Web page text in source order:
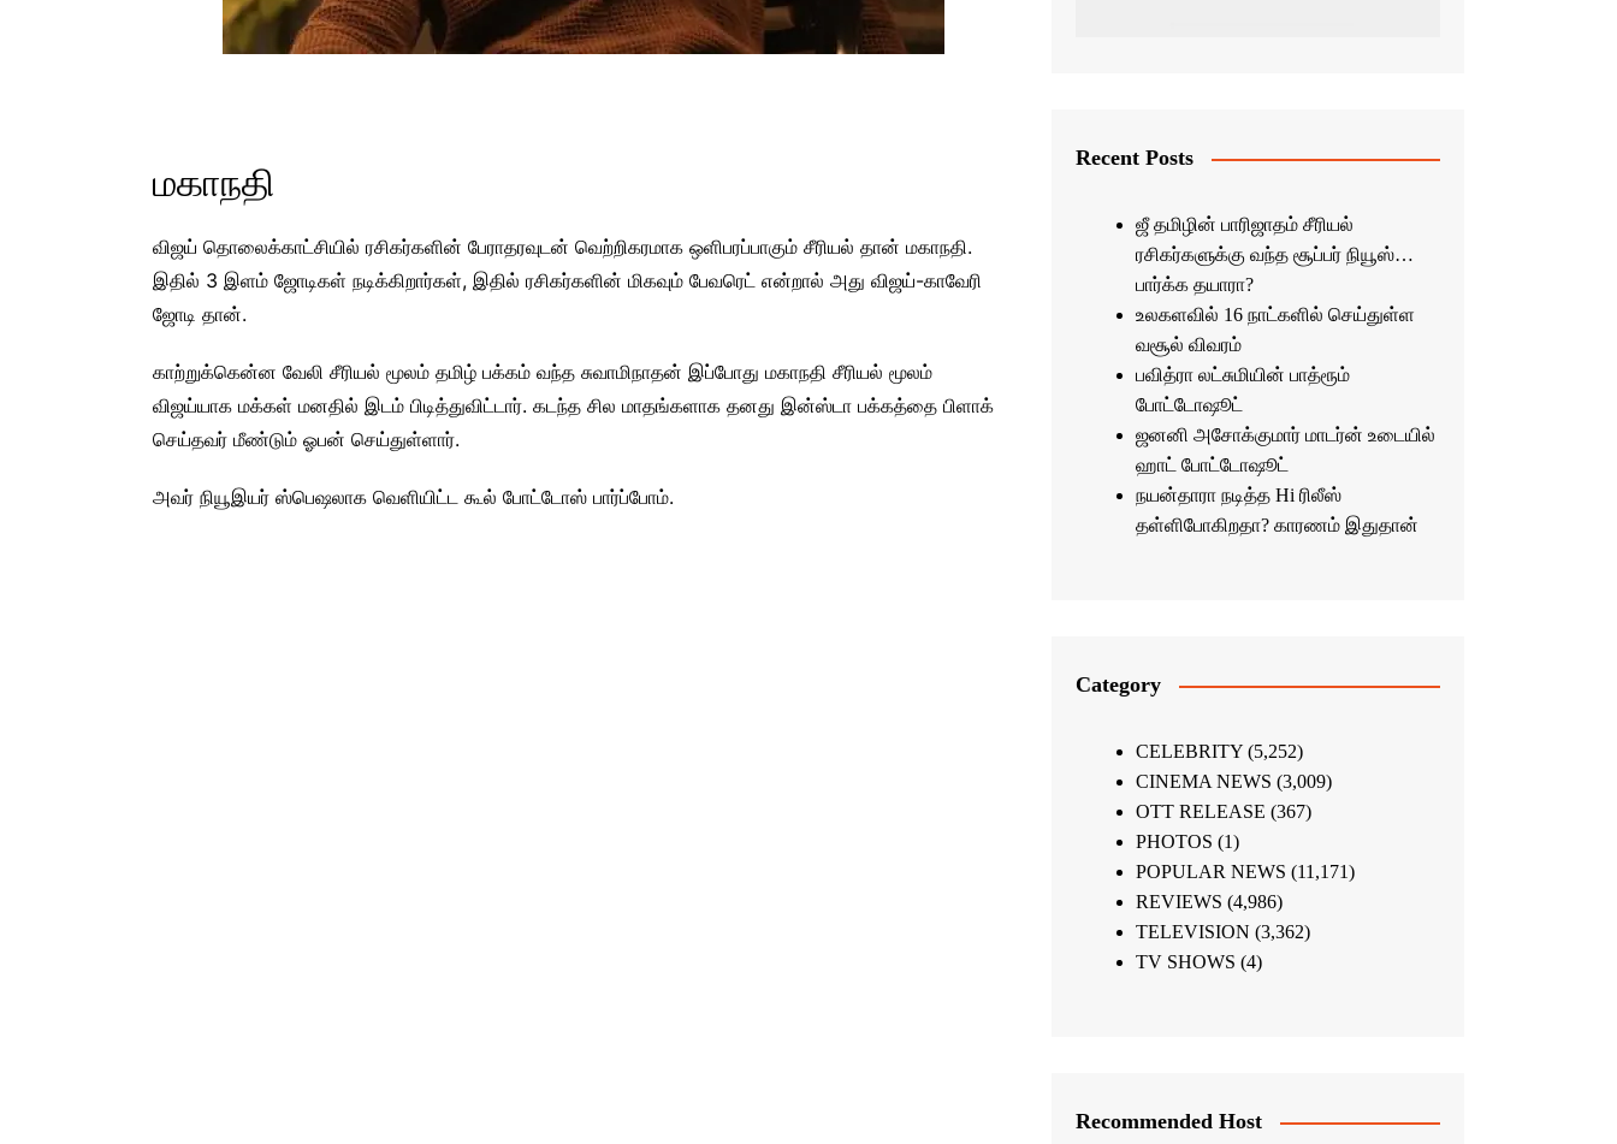
மகாநதி
விஜய் தொலைக்காட்சியில் ரசிகர்களின் பேராதரவுடன் வெற்றிகரமாக ஒளிபரப்பாகும் சீரியல் தான் மகாநதி.
இதில் 3 இளம் ஜோடிகள் நடிக்கிறார்கள், இதில் ரசிகர்களின் மிகவும் பேவரெட் என்றால் அது விஜய்-காவேரி
ஜோடி தான்.
காற்றுக்கென்ன வேலி சீரியல் மூலம் தமிழ் பக்கம் வந்த சுவாமிநாதன் இப்போது மகாநதி சீரியல் மூலம்
விஜய்யாக மக்கள் மனதில் இடம் பிடித்துவிட்டார். கடந்த சில மாதங்களாக தனது இன்ஸ்டா பக்கத்தை பிளாக்
செய்தவர் மீண்டும் ஓபன் செய்துள்ளார்.
அவர் நியூஇயர் ஸ்பெஷலாக வெளியிட்ட கூல் போட்டோஸ் பார்ப்போம்.
Recent Posts
ஜீ தமிழின் பாரிஜாதம் சீரியல்
ரசிகர்களுக்கு வந்த சூப்பர் நியூஸ்…
பார்க்க தயாரா?
உலகளவில் 16 நாட்களில் செய்துள்ள
வசூல் விவரம்
பவித்ரா லட்சுமியின் பாத்ரூம்
போட்டோஷூட்
ஜனனி அசோக்குமார் மாடர்ன் உடையில்
ஹாட் போட்டோஷூட்
நயன்தாரா நடித்த Hi ரிலீஸ்
தள்ளிபோகிறதா? காரணம் இதுதான்
Category
CELEBRITY(5,252)
CINEMA NEWS (3,009)
OTT RELEASE (367)
PHOTOS (1)
POPULAR NEWS (11,171)
REVIEWS (4,986)
TELEVISION (3,362)
TV SHOWS (4)
Recommended Host